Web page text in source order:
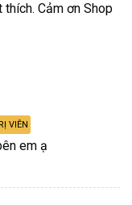
thích. Cảm ơn Shop
VIÊN
em ạ